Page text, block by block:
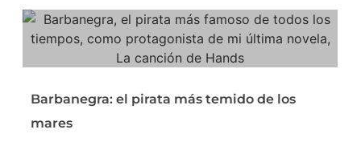
Barbanegra: el pirata más temido de los
mares